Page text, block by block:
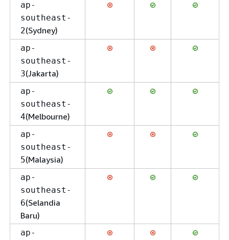
ap-
southeast-
2(Sydney)
ap-
southeast-
3(Jakarta)
ap-
southeast-
4(Melbourne)
ap-
southeast-
5(Malaysia)
ap-
southeast-
6(Selandia
Baru)
ap-